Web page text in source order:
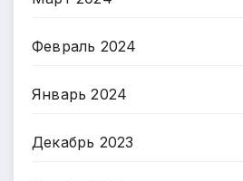
Февраль 2024
Январь 2024
Декабрь 2023